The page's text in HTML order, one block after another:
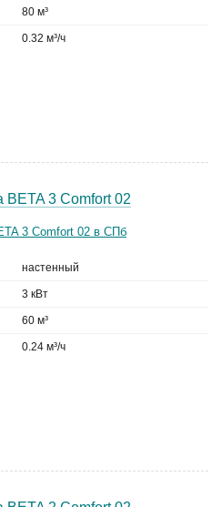
80 м³
0.32 м³/ч
BETA 3 Comfort 02
настенный
3 кВт
60 м³
0.24 м³/ч